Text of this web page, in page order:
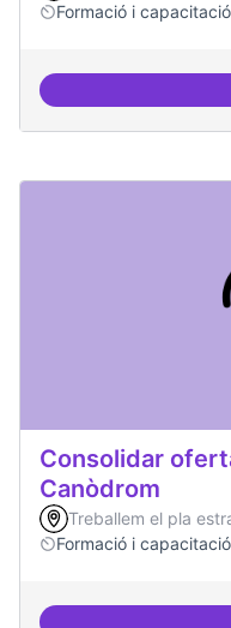
Formació i capacitació
Consolidar
Canòdrom
Treballem el pla
Formació i capacitació